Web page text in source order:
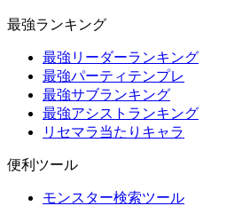
最強ランキング
最強リーダーランキング
最強パーティテンプレ
最強サブランキング
最強アシストランキング
リセマラ当たりキャラ
便利ツール
モンスター検索ツール